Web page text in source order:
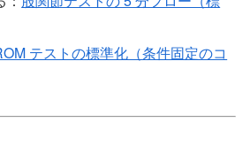
テストの標準化（条件固定のコ